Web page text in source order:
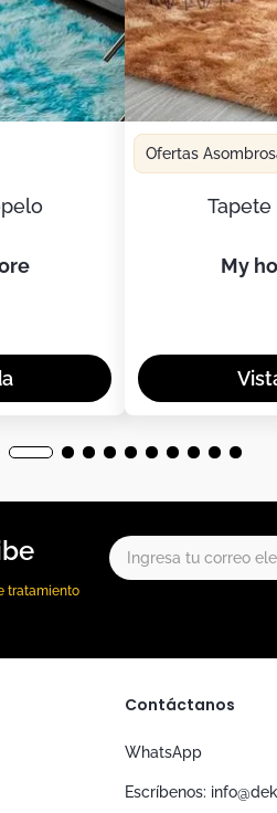
Ofertas
my
tratamiento
Contáctanos
WhatsApp
Escríbenos: